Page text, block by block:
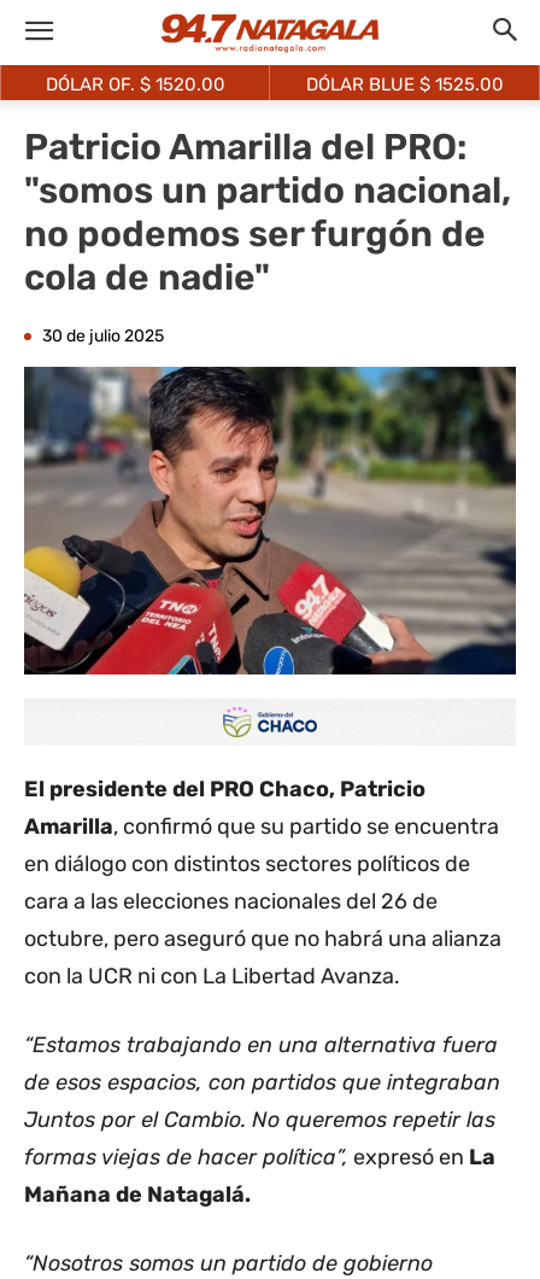
DÓLAR OF. $ 1520.00 DÓLAR BLUE $ 1525.00
Patricio Amarilla del PRO:
"somos un partido nacional,
no podemos ser furgón de
cola de nadie"
30 de julio 2025
El presidente del PRO Chaco, Patricio
Amarilla, confirmó que su partido se encuentra
en diálogo con distintos sectores políticos de
cara a las elecciones nacionales del 26 de
octubre, pero aseguró que no habrá una alianza
con la UCR ni con La Libertad Avanza.
“Estamos trabajando en una alternativa fuera
de esos espacios, con partidos que integraban
Juntos por el Cambio. No queremos repetir las
formas viejas de hacer política”, expresó en La
Mañana de Natagalá.
“Nosotros somos un partido de gobierno